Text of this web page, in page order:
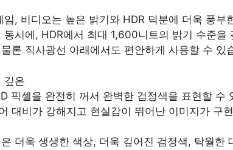
임, 비디오는 높은 밝기와 HDR 덕분에 더욱 풍부
동시에, HDR에서 최대 1,600니트의 밝기 수준
론 직사광선 아래에서도 편안하게 사용할 수 있
깊은
픽셀을 완전히 꺼서 완벽한 검정색을 표현할 수
대비가 강해지고 현실감이 뛰어난 이미지가 구
더욱 생생한 색상, 더욱 깊어진 검정색, 탁월한